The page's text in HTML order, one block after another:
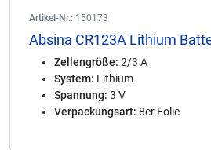
Artikel-Nr.: 150173
Absina CR123A Lithium
Zellengröße: 2/3 A
System: Lithium
Spannung: 3 V
Verpackungsart: 8er Folie